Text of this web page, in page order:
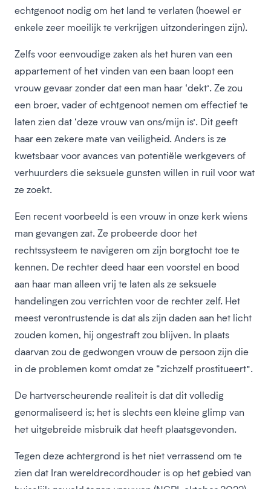
echtgenoot nodig om het land te verlaten (hoewel er
enkele zeer moeilijk te verkrijgen uitzonderingen zijn).
Zelfs voor eenvoudige zaken als het huren van een
appartement of het vinden van een baan loopt een
vrouw gevaar zonder dat een man haar ‘dekt’. Ze zou
een broer, vader of echtgenoot nemen om effectief te
laten zien dat ‘deze vrouw van ons/mijn is’. Dit geeft
haar een zekere mate van veiligheid. Anders is ze
kwetsbaar voor avances van potentiële werkgevers of
verhuurders die seksuele gunsten willen in ruil voor wat
ze zoekt.
Een recent voorbeeld is een vrouw in onze kerk wiens
man gevangen zat. Ze probeerde door het
rechtssysteem te navigeren om zijn borgtocht toe te
kennen. De rechter deed haar een voorstel en bood
aan haar man alleen vrij te laten als ze seksuele
handelingen zou verrichten voor de rechter zelf. Het
meest verontrustende is dat als zijn daden aan het licht
zouden komen, hij ongestraft zou blijven. In plaats
daarvan zou de gedwongen vrouw de persoon zijn die
in de problemen komt omdat ze “zichzelf prostitueert”.
De hartverscheurende realiteit is dat dit volledig
genormaliseerd is; het is slechts een kleine glimp van
het uitgebreide misbruik dat heeft plaatsgevonden.
Tegen deze achtergrond is het niet verrassend om te
zien dat Iran wereldrecordhouder is op het gebied van